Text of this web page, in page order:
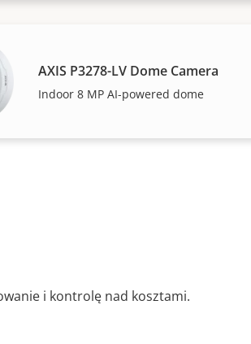
AXIS P3278-LV Dome Camera
Indoor 8 MP AI-powered dome
i kontrolę nad kosztami.